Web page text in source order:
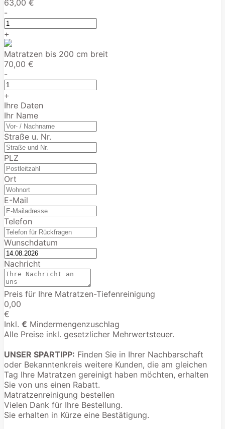
63,00 €
-
+
Matratzen bis 200 cm breit
70,00 €
-
+
Ihre Daten
Ihr Name
Straße u. Nr.
PLZ
Ort
E-Mail
Telefon
Wunschdatum
Nachricht
Preis für Ihre Matratzen-Tiefenreinigung
0,00
€
Inkl. € Mindermengenzuschlag
Alle Preise inkl. gesetzlicher Mehrwertsteuer.
UNSER SPARTIPP: Finden Sie in Ihrer Nachbarschaft
oder Bekanntenkreis weitere Kunden, die am gleichen
Tag Ihre Matratzen gereinigt haben möchten, erhalten
Sie von uns einen Rabatt.
Matratzenreinigung bestellen
Vielen Dank für Ihre Bestellung.
Sie erhalten in Kürze eine Bestätigung.